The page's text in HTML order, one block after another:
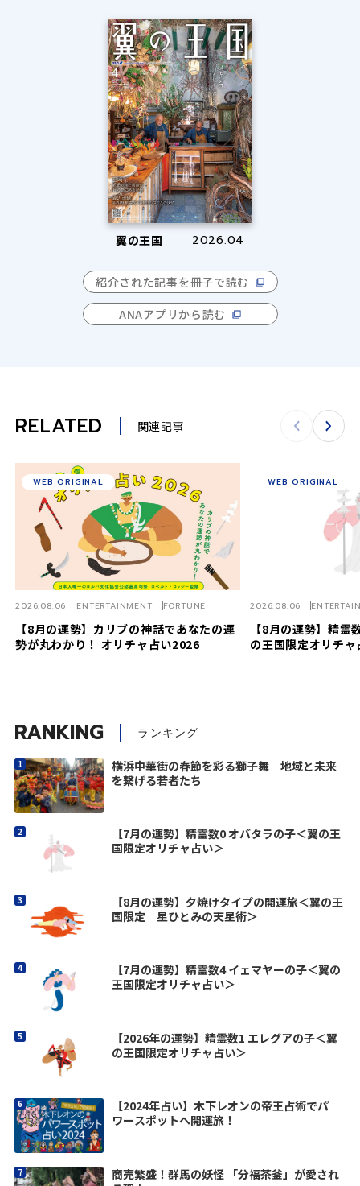
翼の王国 2026.04
紹介された記事を冊子で読む
ANAアプリから読む
RELATED 関連記事
【8月の運勢】カリブの神話であなたの運
勢が丸わかり！ オリチャ占い2026
2026.08.06 ENTERTAINMENT FORTUNE
WEB ORIGINAL
【8月の運勢】精霊
の王国限定オリチャ
2026.08.06
WEB ORIGINAL
RANKING ランキング
横浜中華街の春節を彩る獅子舞 地域と未来
を繋げる若者たち
【7月の運勢】精霊数0 オバタラの子＜翼の王
国限定オリチャ占い＞
【8月の運勢】夕焼けタイプの開運旅＜翼の王
国限定 星ひとみの天星術＞
【7月の運勢】精霊数4 イェマヤーの子＜翼の
王国限定オリチャ占い＞
【2026年の運勢】精霊数1 エレグアの子＜翼
の王国限定オリチャ占い＞
【2024年占い】木下レオンの帝王占術でパ
ワースポットへ開運旅！
商売繁盛！群馬の妖怪 「分福茶釜」が愛され